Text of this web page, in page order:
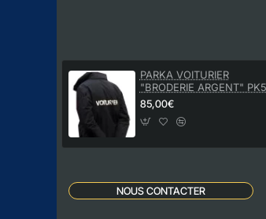
PARKA VOITURIER
"BRODERIE ARGENT"
85,00€
NOUS CONTACTER